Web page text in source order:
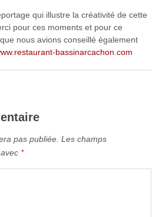
qui illustre la créativité de cette
pour ces moments et pour ce
nous avions conseillé également
bassinarcachon.com
pas publiée. Les champs
*